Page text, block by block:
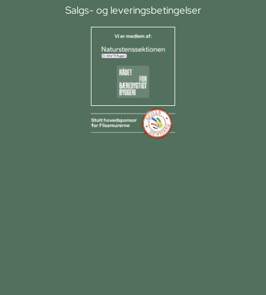
Salgs- og leveringsbetingelser